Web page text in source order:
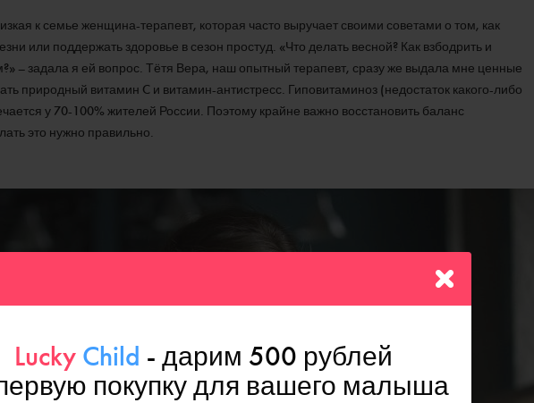
Lucky Child - дарим 500 рублей
покупку для вашего малыша
к семье женщина-терапевт, которая часто выручает своими советами о том, как
или поддержать здоровье в сезон простуд. «Что делать весной? Как взбодрить и
– задала я ей вопрос. Тётя Вера, наш опытный терапевт, сразу же выдала мне ценные
природный витамин C и витамин-антистресс. Гиповитаминоз (недостаток какого-либо
у 70-100% жителей России. Поэтому крайне важно восстановить баланс
это нужно правильно.